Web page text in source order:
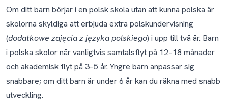
Om ditt barn börjar i en polsk skola utan att kunna polska är
skolorna skyldiga att erbjuda extra polskundervisning
(dodatkowe zajęcia z języka polskiego) i upp till två år. Barn
i polska skolor når vanligtvis samtalsflyt på 12–18 månader
och akademisk flyt på 3–5 år. Yngre barn anpassar sig
snabbare; om ditt barn är under 6 år kan du räkna med snabb
utveckling.